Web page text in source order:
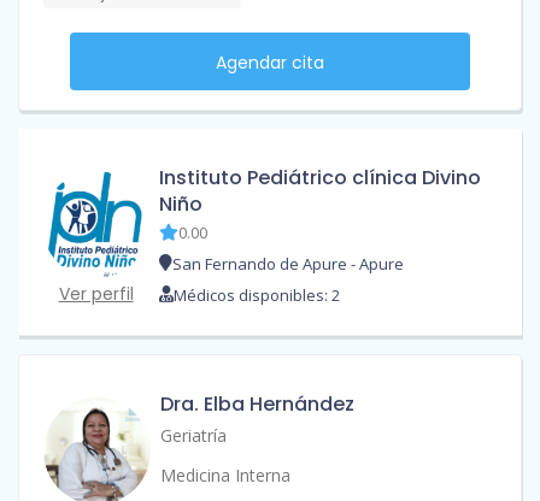
Agendar cita
Ver perfil
Instituto Pediátrico clínica Divino
Niño
0.00
San Fernando de Apure - Apure
Médicos disponibles: 2
Dra. Elba Hernández
Geriatría
Medicina Interna